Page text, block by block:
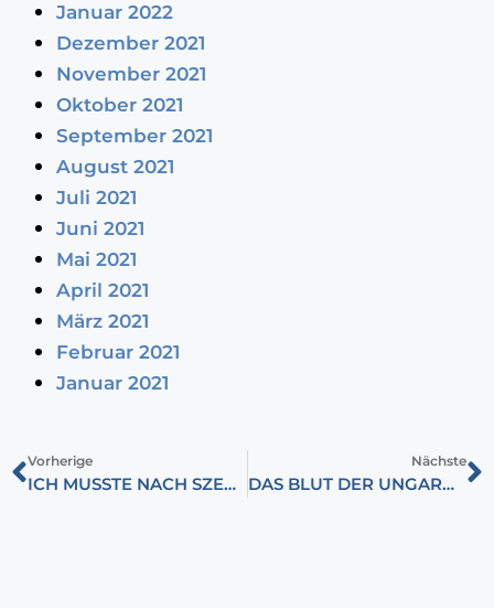
Januar 2022
Dezember 2021
November 2021
Oktober 2021
September 2021
August 2021
Juli 2021
Juni 2021
Mai 2021
April 2021
März 2021
Februar 2021
Januar 2021
Vorherige
ICH MUSSTE NACH SZEGED KOMMEN, UM MIT EUCH ZU FEIERN!
Nächste
DAS BLUT DER UNGARN – 1956